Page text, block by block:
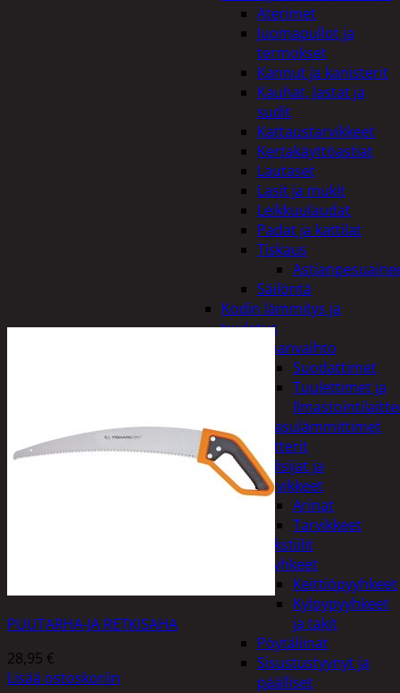
Aterimet
Juomapullot ja
termokset
Kannut ja kanisterit
Kauhat, lastat ja
sudit
Kattaustarvikkeet
Kertakäyttöastiat
Lautaset
Lasit ja mukit
Leikkuulaudat
Padat ja kattilat
Tiskaus
Säilöntä
Kodin lämmitys ja
tuuletus
Ilmanvaihto
Suodattimet
Tuulettimet ja
Kaasulämmittimet
Patterit
Tulisijat ja
tarvikkeet
Arinat
Tarvikkeet
Kodintekstiilit
Pyyhkeet
Keittiöpyyhkeet
Kylpypyyhkeet
ja takit
Pöytäliinat
Sisustustyynyt ja
päälliset
PUUTARHA-JA RETKISAHA
28,95 €
Lisää ostoskoriin